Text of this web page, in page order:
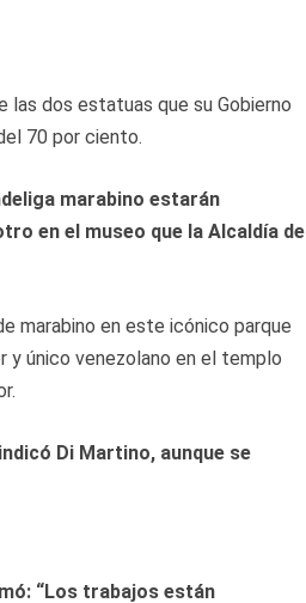
las dos estatuas que su Gobierno
70 por ciento.
marabino estarán
en el museo que la Alcaldía de
marabino en este icónico parque
y único venezolano en el templo
Di Martino, aunque se
“Los trabajos están